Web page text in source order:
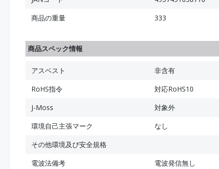
商品の重量
333
商品スペック情報
アスベスト
非含有
RoHS指令
対応RoHS10
J-Moss
対象外
環境自己主張マーク
なし
その他環境及び安全規格
電波法備考
電波発信無し